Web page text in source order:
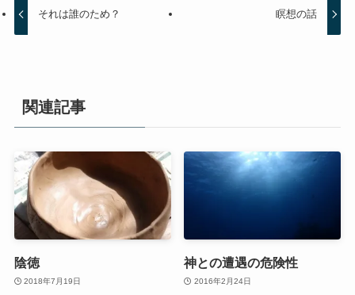
それは誰のため？ 瞑想の話
関連記事
陰徳
2018年7月19日
神との遭遇の危険性
2016年2月24日